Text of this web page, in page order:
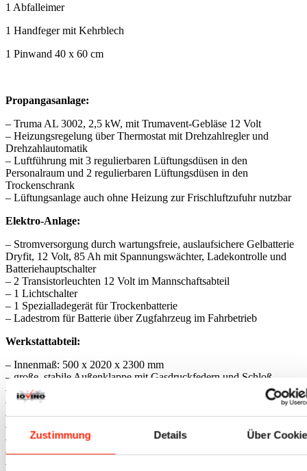
Zustimmung Details Über
1 Abfalleimer
1 Handfeger mit Kehrblech
1 Pinwand 40 x 60 cm
Propangasanlage:
– Truma AL 3002, 2,5 kW, mit Trumavent-Gebläse 12 Volt
– Heizungsregelung über Thermostat mit Drehzahlregler und
Drehzahlautomatik
– Luftführung mit 3 regulierbaren Lüftungsdüsen in den
Personalraum und 2 regulierbaren Lüftungsdüsen in den
Trockenschrank
– Lüftungsanlage auch ohne Heizung zur Frischluftzufuhr nutzbar
Elektro-Anlage:
– Stromversorgung durch wartungsfreie, auslaufsichere Gelbatterie
Dryfit, 12 Volt, 85 Ah mit Spannungswächter, Ladekontrolle und
Batteriehauptschalter
– 2 Transistorleuchten 12 Volt im Mannschaftsabteil
– 1 Lichtschalter
– 1 Spezialladegerät für Trockenbatterie
– Ladestrom für Batterie über Zugfahrzeug im Fahrbetrieb
Werkstattabteil:
– Innenmaß: 500 x 2020 x 2300 mm
– große, stabile Außenklappe mit Gasdruckfedern und Schloß
– 1 Werkbankplatte mit darunterliegendem Stauraum
– 1 drehbarer Schraubstock
– 1 Regalbrett
– 1 Bodenentlüftung für Treibstoffdämfe
– 1 Halter für Beleuchtungseinrichtung
– 2 Gurte zum verzurren von 20 Lt bzw. 5 Lt Kanistern
– 2 Halterungen für Freischneidergeräte